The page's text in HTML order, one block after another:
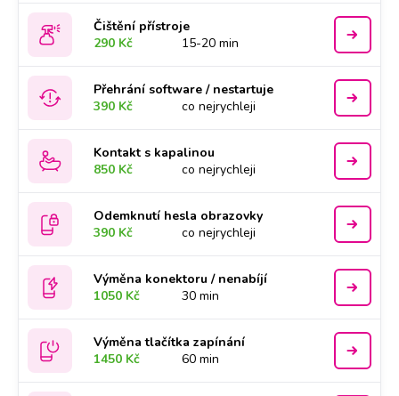
Čištění přístroje
290 Kč
15-20 min
Přehrání software / nestartuje
390 Kč
co nejrychleji
Kontakt s kapalinou
850 Kč
co nejrychleji
Odemknutí hesla obrazovky
390 Kč
co nejrychleji
Výměna konektoru / nenabíjí
1050 Kč
30 min
Výměna tlačítka zapínání
1450 Kč
60 min